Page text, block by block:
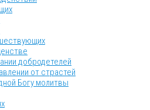
добродетелей
от страстей
Богу молитвы